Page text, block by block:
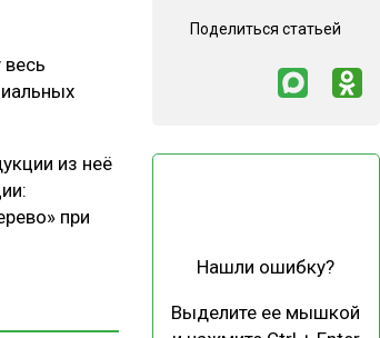
из неё
при
Поделиться статьей
Нашли ошибку?
Выделите ее мышкой